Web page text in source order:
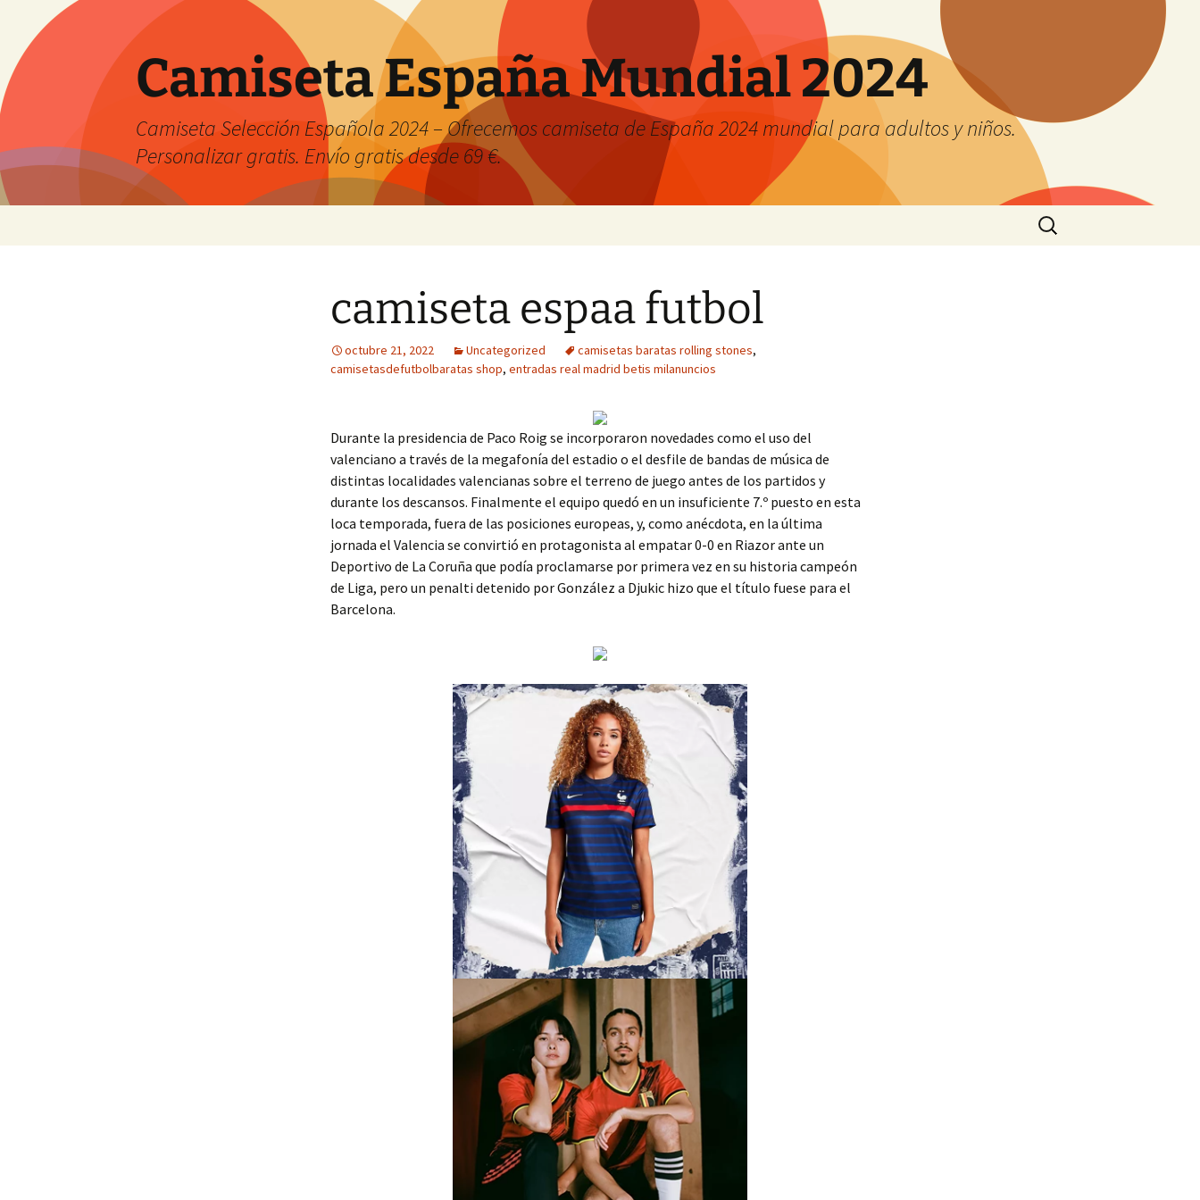
Camiseta España Mundial 2024
Camiseta Selección Española 2024 – Ofrecemos camiseta de España 2024 mundial para adultos y niños.
Personalizar gratis. Envío gratis desde 69 €.
Buscar:
camiseta espaa futbol
octubre 21, 2022 Uncategorized camisetas baratas rolling stones,
camisetasdefutbolbaratas shop, entradas real madrid betis milanuncios
Durante la presidencia de Paco Roig se incorporaron novedades como el uso del
valenciano a través de la megafonía del estadio o el desfile de bandas de música de
distintas localidades valencianas sobre el terreno de juego antes de los partidos y
durante los descansos. Finalmente el equipo quedó en un insuficiente 7.º puesto en esta
loca temporada, fuera de las posiciones europeas, y, como anécdota, en la última
jornada el Valencia se convirtió en protagonista al empatar 0-0 en Riazor ante un
Deportivo de La Coruña que podía proclamarse por primera vez en su historia campeón
de Liga, pero un penalti detenido por González a Djukic hizo que el título fuese para el
Barcelona.